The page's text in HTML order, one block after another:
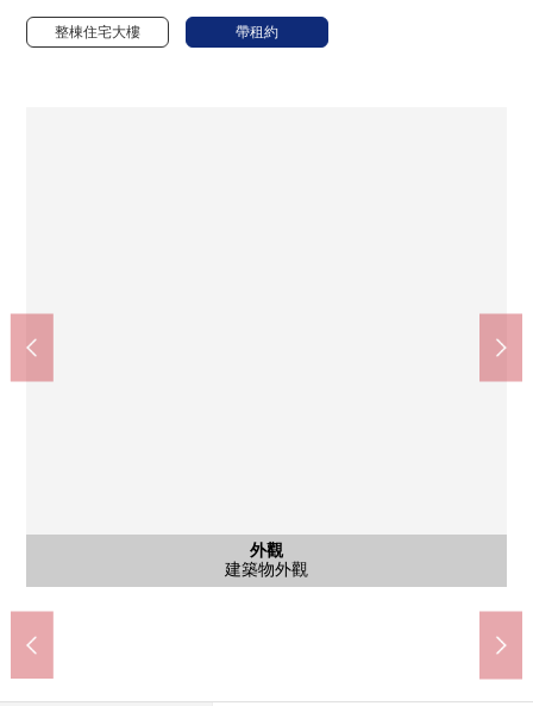
整棟住宅大樓 帶租約
外觀
建築物外觀
外觀
建築物外觀
外觀
建築物外觀
外觀
建築物外觀
陽台
走廊
ＯＫ川崎大師商店(約110m)
全家便利店川崎中的淺灘商店(約240m)
Lawson東門前站前店(約320m)
東門前公園(約130m)
京急大師線"東門前"車站(約320m)